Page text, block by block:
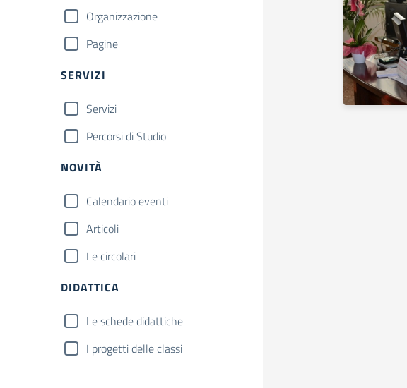
Organizzazione
Pagine
SERVIZI
Servizi
Percorsi di Studio
NOVITÀ
Calendario eventi
Articoli
Le circolari
DIDATTICA
Le schede didattiche
I progetti delle classi